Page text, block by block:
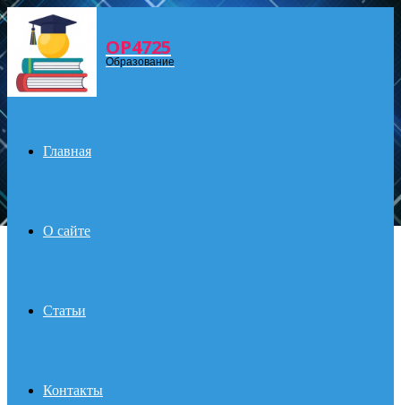
Menu OP4725
Образование
Главная
О сайте
Статьи
Контакты